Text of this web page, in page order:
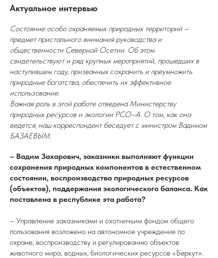
Актуальное интервью
Состояние особо охраняемых природных территорий –
предмет пристального внимания руководства и
общественности Северной Осетии. Об этом
свидетельствуют и ряд крупных мероприятий, прошедших в
наступившем году, призванных сохранить и преумножить
природные богатства, обеспечить их эффективное
использование.
Важная роль в этой работе отведена Министерству
природных ресурсов и экологии РСО–А. О том, как она
ведется, наш корреспондент беседует с министром Вадимом
БАЗАЕВЫМ.
– Вадим Захарович, заказники выполняют функции
сохранения природных компонентов в естественном
состоянии, воспроизводства природных ресурсов
(объектов), поддержания экологического баланса. Как
поставлена в республике эта работа?
– Управление заказниками и охотничьим фондом общего
пользования возложено на автономное учреждение по
охране, воспроизводству и регулированию объектов
животного мира, водных, биологических ресурсов «Беркут».